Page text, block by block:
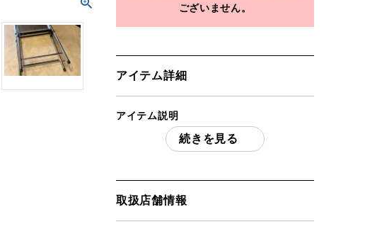
ございません。
アイテム詳細
アイテム説明
UNIFLAME ユニフレームキッチンスタン
続きを見る
取扱店舗情報